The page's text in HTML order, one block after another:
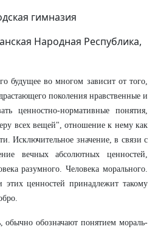
гимназия
Народная Республика,
будущее во многом зависит от того,
поколения нравственные и
ценностно-нормативные понятия,
всех вещей", отношение к нему как
Исключительное значение, в связи с
вечных абсолютных ценностей,
ра­зумного. Человека морального.
этих ценнос­тей принадлежит такому
обычно обозначают понятием мораль­